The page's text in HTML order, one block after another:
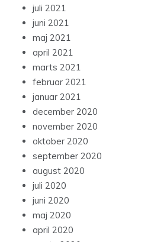
juli 2021
juni 2021
maj 2021
april 2021
marts 2021
februar 2021
januar 2021
december 2020
november 2020
oktober 2020
september 2020
august 2020
juli 2020
juni 2020
maj 2020
april 2020